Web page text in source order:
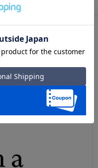
い物ガイド
デイリーで使いやすい